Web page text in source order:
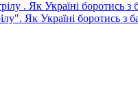
Як Україні боротись з